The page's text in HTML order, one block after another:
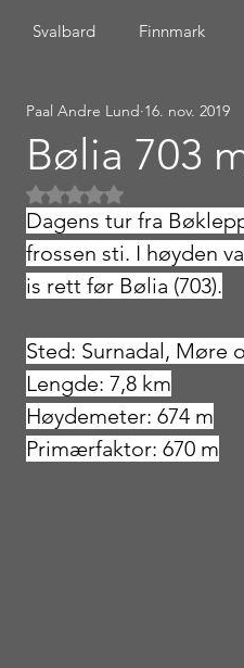
Svalbard Finnmark
Østlandet
Bølia 703
Paal Andre Lund 16. nov. 2019
Gitt NaN av 5
Dagens tur fra
frossen sti. I høyden
is rett før Bølia (703).
Sted: Surnadal, Møre
Lengde: 7,8 km
Høydemeter: 674 m
Primærfaktor: 670 m